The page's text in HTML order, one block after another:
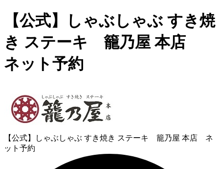
【公式】しゃぶしゃぶ すき焼
き ステーキ 籠乃屋 本店
ネット予約
【公式】しゃぶしゃぶ すき焼き ステーキ 籠乃屋 本店 ネ
ット予約